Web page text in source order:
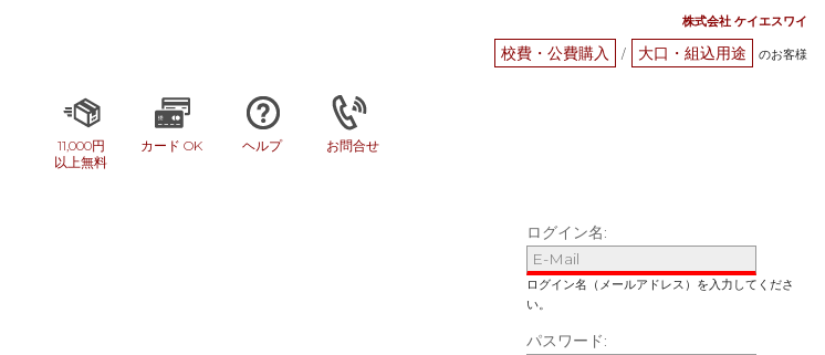
株式会社 ケイエスワイ
校費・公費購入 / 大口・組込用途 のお客様
11,000円
以上無料
カード OK ヘルプ お問合せ
ログイン名:
パスワード: